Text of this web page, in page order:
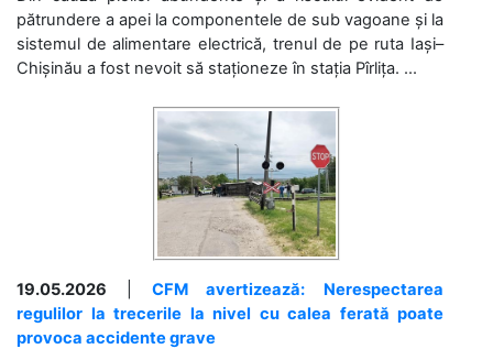
pătrundere a apei la componentele de sub vagoane și la
sistemul de alimentare electrică, trenul de pe ruta Iași–
Chișinău a fost nevoit să staționeze în stația Pîrlița. ...
19.05.2026
CFM avertizează: Nerespectarea
regulilor la trecerile la nivel cu calea ferată poate
provoca accidente grave